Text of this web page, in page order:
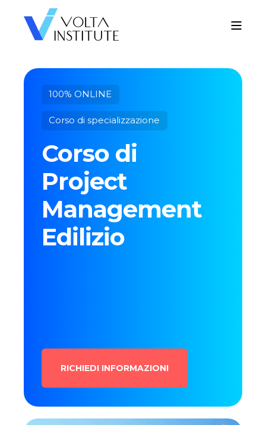
100% ONLINE
Corso di specializzazione
Corso di
Project
Management
Edilizio
RICHIEDI INFORMAZIONI